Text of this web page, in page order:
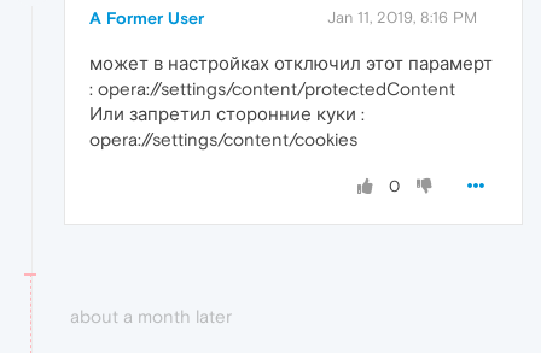
A Former User Jan 11, 2019, 8:16 PM
может в настройках отключил этот парамерт
: opera://settings/content/protectedContent
Или запретил сторонние куки :
opera://settings/content/cookies
0
about a month later